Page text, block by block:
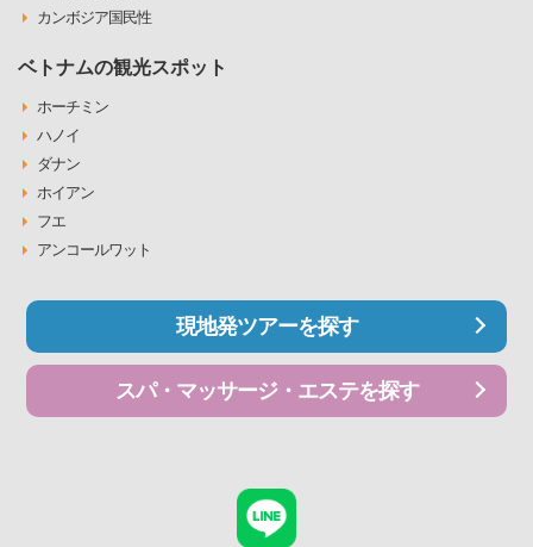
カンボジア国民性
ベトナムの観光スポット
ホーチミン
ハノイ
ダナン
ホイアン
フエ
アンコールワット
現地発ツアーを探す
スパ・マッサージ・エステを探す